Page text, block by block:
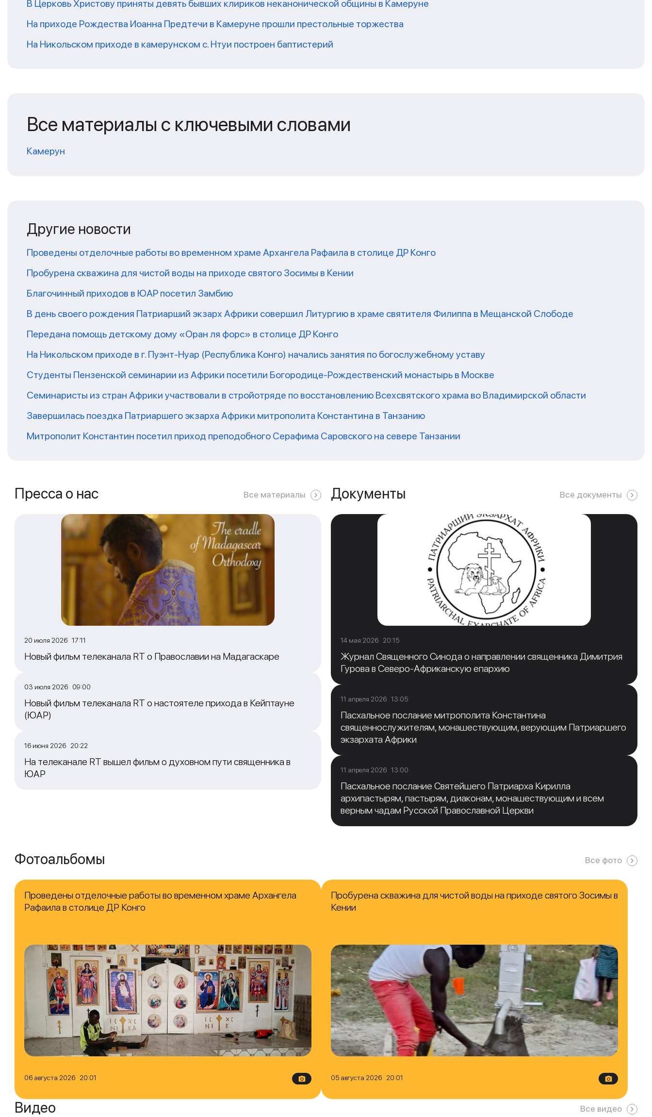
В Церковь Христову приняты девять бывших клириков неканонической общины в Камеруне
На приходе Рождества Иоанна Предтечи в Камеруне прошли престольные торжества
На Никольском приходе в камерунском с. Нтуи построен баптистерий
Все материалы с ключевыми словами
Камерун
Другие новости
Проведены отделочные работы во временном храме Архангела Рафаила в столице ДР Конго
Пробурена скважина для чистой воды на приходе святого Зосимы в Кении
Благочинный приходов в ЮАР посетил Замбию
В день своего рождения Патриарший экзарх Африки совершил Литургию в храме святителя Филиппа в Мещанской Слободе
Передана помощь детскому дому «Оран ля форс» в столице ДР Конго
На Никольском приходе в г. Пуэнт-Нуар (Республика Конго) начались занятия по богослужебному уставу
Студенты Пензенской семинарии из Африки посетили Богородице-Рождественский монастырь в Москве
Семинаристы из стран Африки участвовали в стройотряде по восстановлению Всехсвятского храма во Владимирской области
Завершилась поездка Патриаршего экзарха Африки митрополита Константина в Танзанию
Митрополит Константин посетил приход преподобного Серафима Саровского на севере Танзании
Пресса о нас Все материалы
20 июля 2026 17:11
Новый фильм телеканала RT о Православии на Мадагаскаре
03 июля 2026 09:00
Новый фильм телеканала RT о настоятеле прихода в Кейптауне
(ЮАР)
16 июня 2026 20:22
На телеканале RT вышел фильм о духовном пути священника в
ЮАР
Документы Все документы
14 мая 2026 20:15
Журнал Священного Синода о направлении священника Димитрия
Гурова в Северо-Африканскую епархию
11 апреля 2026 13:05
Пасхальное послание митрополита Константина
священнослужителям, монашествующим, верующим Патриаршего
экзархата Африки
11 апреля 2026 13:00
Пасхальное послание Святейшего Патриарха Кирилла
архипастырям, пастырям, диаконам, монашествующим и всем
верным чадам Русской Православной Церкви
Фотоальбомы Все фото
06 августа 2026 20:01
Проведены отделочные работы во временном храме Архангела
Рафаила в столице ДР Конго
05 августа 2026 20:01
Пробурена скважина для чистой воды на приходе святого Зосимы в
Кении
Видео Все видео